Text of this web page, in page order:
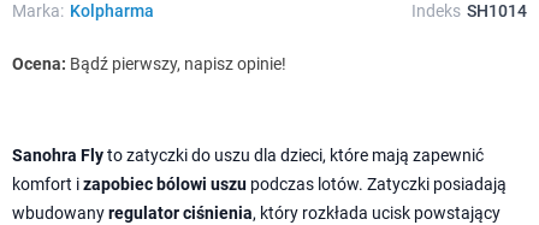
Marka: Kolpharma Indeks SH1014
Ocena: Bądź pierwszy, napisz opinie!
Sanohra Flyto zatyczki do uszu dla dzieci, które mają zapewnić
komfort izapobiec bólowi uszu podczas lotów. Zatyczki posiadają
wbudowanyregulator ciśnienia, który rozkłada ucisk powstający